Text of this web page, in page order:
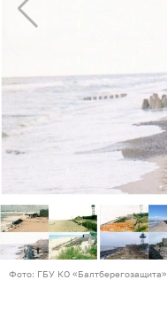
Фото: ГБУ КО «Балтберегозащита»